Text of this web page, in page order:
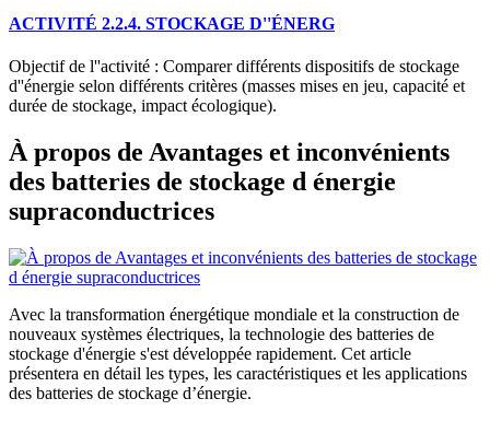
ACTIVITÉ 2.2.4. STOCKAGE D''ÉNERG
Objectif de l''activité : Comparer différents dispositifs de stockage
d''énergie selon différents critères (masses mises en jeu, capacité et
durée de stockage, impact écologique).
À propos de Avantages et inconvénients
des batteries de stockage d énergie
supraconductrices
Avec la transformation énergétique mondiale et la construction de
nouveaux systèmes électriques, la technologie des batteries de
stockage d'énergie s'est développée rapidement. Cet article
présentera en détail les types, les caractéristiques et les applications
des batteries de stockage d’énergie.